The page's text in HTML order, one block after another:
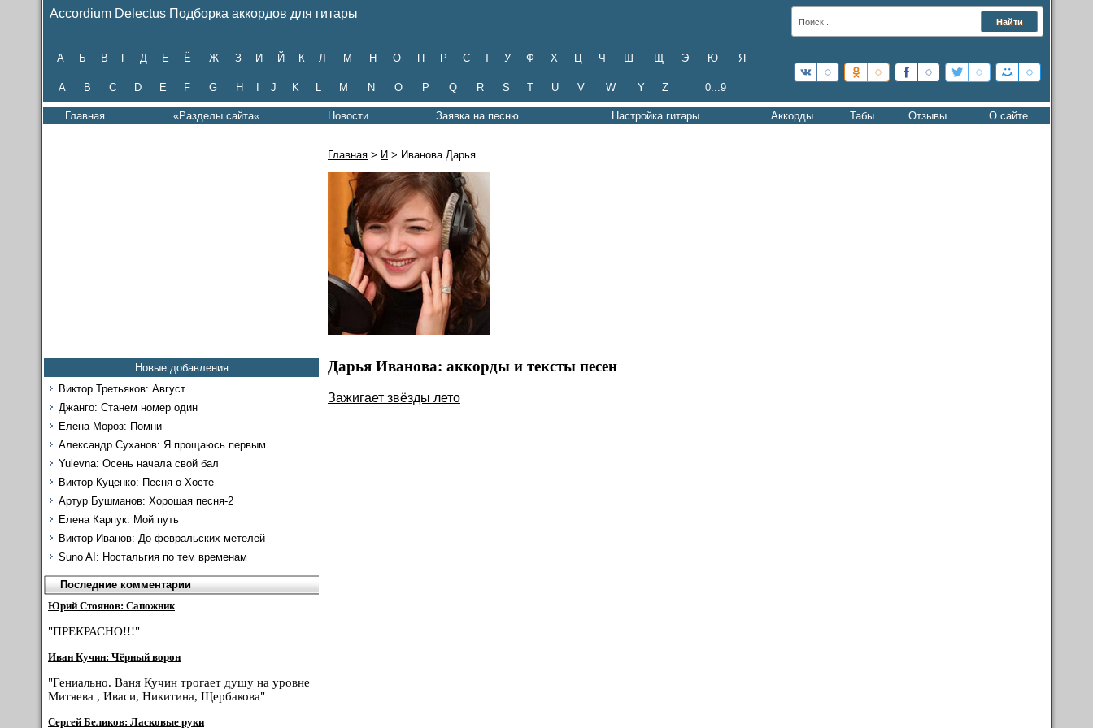
Accordium Delectus Подборка аккордов для гитары
А Б В Г Д Е Ё Ж З И Й К Л М Н О П Р С Т У Ф Х Ц Ч Ш Щ Э Ю Я
A B C D E F G H J K L M N O P Q R S T U V W Y Z 0...9
Главная «Разделы сайта« Новости Заявка на песню Настройка гитары Аккорды Табы Отзывы О сайте
Новые добавления
Виктор Третьяков: Август
Джанго: Станем номер один
Елена Мороз: Помни
Александр Суханов: Я прощаюсь первым
Yulevna: Осень начала свой бал
Виктор Куценко: Песня о Хосте
Артур Бушманов: Хорошая песня-2
Елена Карпук: Мой путь
Виктор Иванов: До февральских метелей
Suno AI: Ностальгия по тем временам
Последние комментарии
Юрий Стоянов: Сапожник
"ПРЕКРАСНО!!!"
Иван Кучин: Чёрный ворон
"Гениально. Ваня Кучин трогает душу на уровне
Митяева , Иваси, Никитина, Щербакова"
Сергей Беликов: Ласковые руки
Главная > И > Иванова Дарья
Дарья Иванова: аккорды и тексты песен
Зажигает звёзды лето